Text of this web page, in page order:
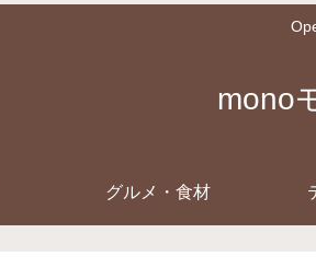
mono
グルメ・食材